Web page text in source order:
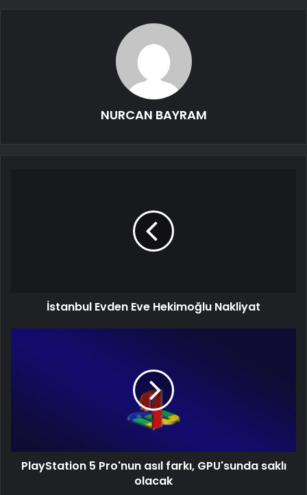
NURCAN BAYRAM
İstanbul Evden Eve Hekimoğlu Nakliyat
PlayStation 5 Pro'nun asıl farkı, GPU'sunda saklı
olacak